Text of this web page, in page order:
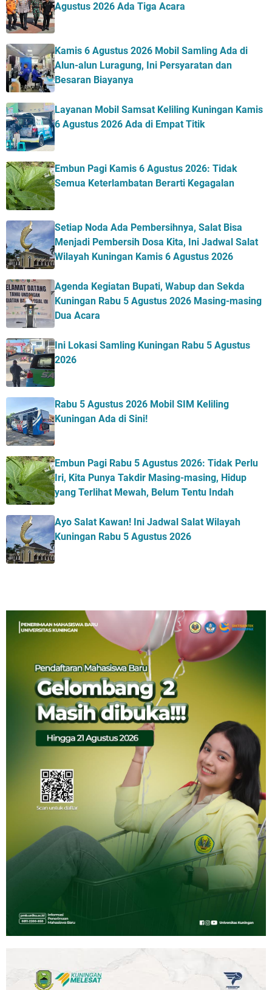
Agustus 2026 Ada Tiga Acara
Kamis 6 Agustus 2026 Mobil Samling Ada di
Alun-alun Luragung, Ini Persyaratan dan
Besaran Biayanya
Layanan Mobil Samsat Keliling Kuningan Kamis
6 Agustus 2026 Ada di Empat Titik
Embun Pagi Kamis 6 Agustus 2026: Tidak
Semua Keterlambatan Berarti Kegagalan
Setiap Noda Ada Pembersihnya, Salat Bisa
Menjadi Pembersih Dosa Kita, Ini Jadwal Salat
Wilayah Kuningan Kamis 6 Agustus 2026
Agenda Kegiatan Bupati, Wabup dan Sekda
Kuningan Rabu 5 Agustus 2026 Masing-masing
Dua Acara
Ini Lokasi Samling Kuningan Rabu 5 Agustus
2026
Rabu 5 Agustus 2026 Mobil SIM Keliling
Kuningan Ada di Sini!
Embun Pagi Rabu 5 Agustus 2026: Tidak Perlu
Iri, Kita Punya Takdir Masing-masing, Hidup
yang Terlihat Mewah, Belum Tentu Indah
Ayo Salat Kawan! Ini Jadwal Salat Wilayah
Kuningan Rabu 5 Agustus 2026